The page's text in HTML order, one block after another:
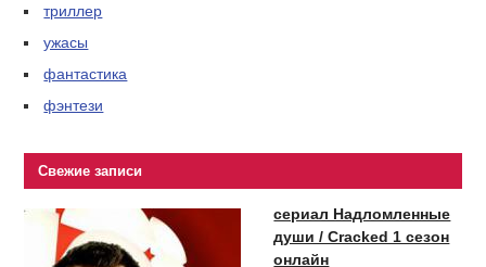
триллер
ужасы
фантастика
фэнтези
Свежие записи
сериал Надломленные
души / Cracked 1 сезон
онлайн